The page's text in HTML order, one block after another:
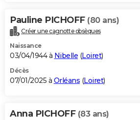
Pauline PICHOFF (80 ans)
Créer une cagnotte obsèques
Naissance
03/04/1944 à Nibelle (Loiret)
Décès
07/01/2025 à Orléans (Loiret)
Anna PICHOFF (83 ans)